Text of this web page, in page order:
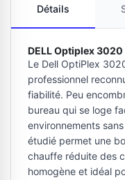
Détails
DELL Optiplex 3020
Le Dell OptiPlex
professionnel
fiabilité. Peu
bureau qui se loge
environnements
étudié permet une
chauffe réduite des
homogène et idéal